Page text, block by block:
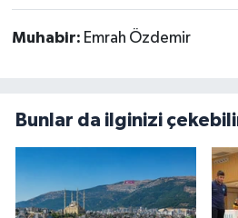
Muhabir: Emrah Özdemir
Bunlar da ilginizi